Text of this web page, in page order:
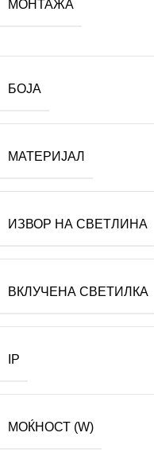
МОНТАЖА
БОЈА
МАТЕРИЈАЛ
ИЗВОР НА СВЕТЛИНА
ВКЛУЧЕНА СВЕТИЛКА
IP
МОЌНОСТ (W)